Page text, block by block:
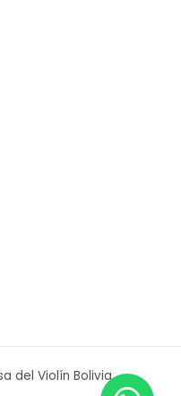
del Violín Bolivia